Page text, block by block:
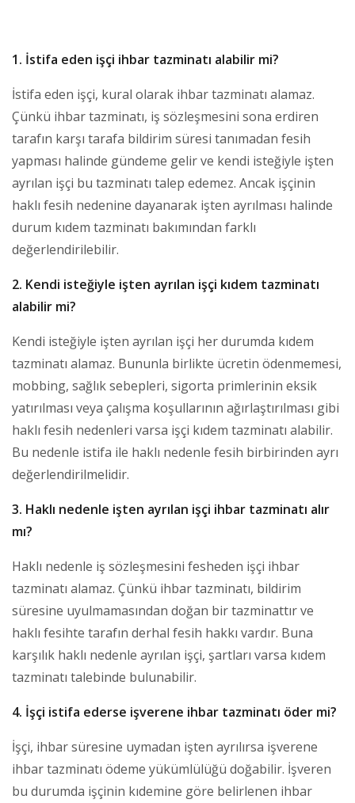
1. İstifa eden işçi ihbar tazminatı alabilir mi?
İstifa eden işçi, kural olarak ihbar tazminatı alamaz.
Çünkü ihbar tazminatı, iş sözleşmesini sona erdiren
tarafın karşı tarafa bildirim süresi tanımadan fesih
yapması halinde gündeme gelir ve kendi isteğiyle işten
ayrılan işçi bu tazminatı talep edemez. Ancak işçinin
haklı fesih nedenine dayanarak işten ayrılması halinde
durum kıdem tazminatı bakımından farklı
değerlendirilebilir.
2. Kendi isteğiyle işten ayrılan işçi kıdem tazminatı
alabilir mi?
Kendi isteğiyle işten ayrılan işçi her durumda kıdem
tazminatı alamaz. Bununla birlikte ücretin ödenmemesi,
mobbing, sağlık sebepleri, sigorta primlerinin eksik
yatırılması veya çalışma koşullarının ağırlaştırılması gibi
haklı fesih nedenleri varsa işçi kıdem tazminatı alabilir.
Bu nedenle istifa ile haklı nedenle fesih birbirinden ayrı
değerlendirilmelidir.
3. Haklı nedenle işten ayrılan işçi ihbar tazminatı alır
mı?
Haklı nedenle iş sözleşmesini fesheden işçi ihbar
tazminatı alamaz. Çünkü ihbar tazminatı, bildirim
süresine uyulmamasından doğan bir tazminattır ve
haklı fesihte tarafın derhal fesih hakkı vardır. Buna
karşılık haklı nedenle ayrılan işçi, şartları varsa kıdem
tazminatı talebinde bulunabilir.
4. İşçi istifa ederse işverene ihbar tazminatı öder mi?
İşçi, ihbar süresine uymadan işten ayrılırsa işverene
ihbar tazminatı ödeme yükümlülüğü doğabilir. İşveren
bu durumda işçinin kıdemine göre belirlenen ihbar